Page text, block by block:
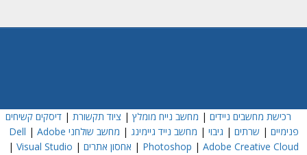
רכישת מחשבים ניידים | מחשב נייח מומלץ | ציוד תקשורת |דיסקים קשיחים
פנימיים | שרתים | גיבוי | מחשב נייד גיימינג | מחשב שולחני Dell | Adobe
Photoshop | Adobe Creative Cloud
| אחסון אתרים |
Visual Studio
|